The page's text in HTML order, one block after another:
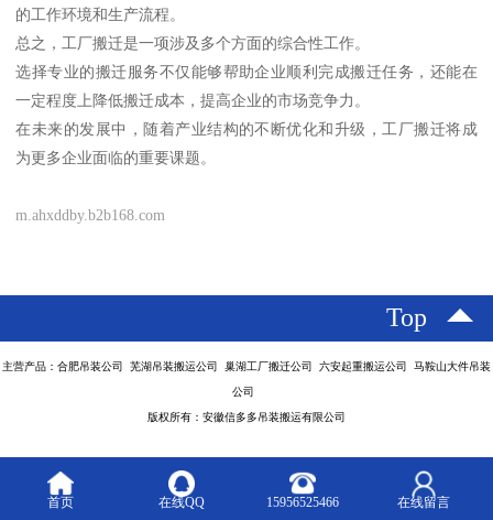
的工作环境和生产流程。
总之，工厂搬迁是一项涉及多个方面的综合性工作。
选择专业的搬迁服务不仅能够帮助企业顺利完成搬迁任务，还能在
一定程度上降低搬迁成本，提高企业的市场竞争力。
在未来的发展中，随着产业结构的不断优化和升级，工厂搬迁将成
为更多企业面临的重要课题。
m.ahxddby.b2b168.com
Top
主营产品：合肥吊装公司 芜湖吊装搬运公司 巢湖工厂搬迁公司 六安起重搬运公司 马鞍山大件吊装
公司
版权所有：安徽信多多吊装搬运有限公司
首页 在线QQ 15956525466 在线留言